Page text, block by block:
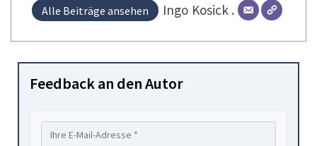
Alle Beiträge ansehen Ingo Kosick .
Feedback an den Autor